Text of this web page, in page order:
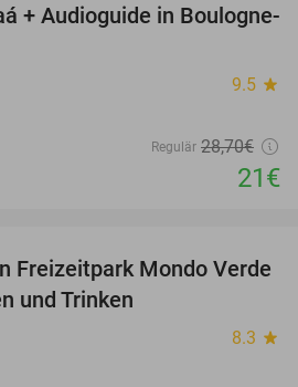
27%
+ Audioguide in Boulogne-
9.5 star
Regulär 28,70€
21€
25%
Freizeitpark Mondo Verde
und Trinken
8.3 star